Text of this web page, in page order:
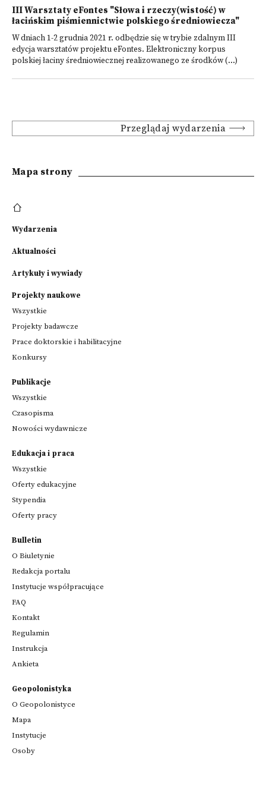
III Warsztaty eFontes "Słowa i rzeczy(wistość) w
łacińskim piśmiennictwie polskiego średniowiecza"
W dniach 1-2 grudnia 2021 r. odbędzie się w trybie zdalnym III
edycja warsztatów projektu eFontes. Elektroniczny korpus
polskiej łaciny średniowiecznej realizowanego ze środków (...)
Przeglądaj wydarzenia
Mapa strony
Wydarzenia
Aktualności
Artykuły i wywiady
Projekty naukowe
Wszystkie
Projekty badawcze
Prace doktorskie i habilitacyjne
Konkursy
Publikacje
Wszystkie
Czasopisma
Nowości wydawnicze
Edukacja i praca
Wszystkie
Oferty edukacyjne
Stypendia
Oferty pracy
Bulletin
O Biuletynie
Redakcja portalu
Instytucje współpracujące
FAQ
Kontakt
Regulamin
Instrukcja
Ankieta
Geopolonistyka
O Geopolonistyce
Mapa
Instytucje
Osoby